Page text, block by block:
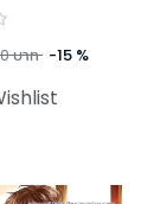
บาท -15 %